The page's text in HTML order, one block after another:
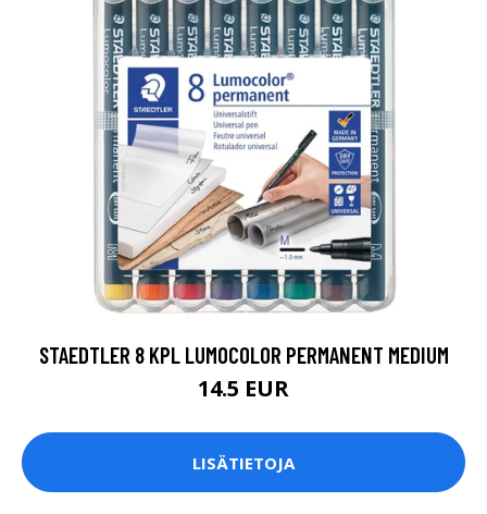
STAEDTLER 8 KPL LUMOCOLOR PERMANENT MEDIUM
14.5 EUR
LISÄTIETOJA